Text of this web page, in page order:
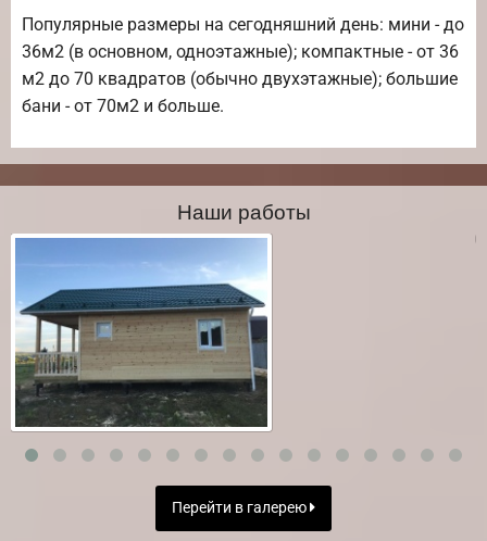
Популярные размеры на сегодняшний день: мини - до
36м2 (в основном, одноэтажные); компактные - от 36
м2 до 70 квадратов (обычно двухэтажные); большие
бани - от 70м2 и больше.
Наши работы
Перейти в галерею